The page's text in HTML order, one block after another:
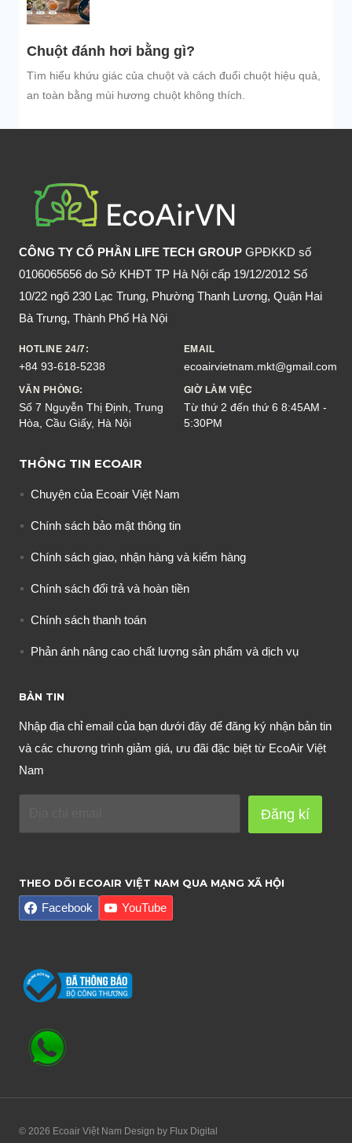
Chuột đánh hơi bằng gì?
Tìm hiểu khứu giác của chuột và cách đuổi chuột hiệu quả,
an toàn bằng mùi hương chuột không thích.
CÔNG TY CỔ PHẦN LIFE TECH GROUP GPĐKKD số
0106065656 do Sở KHĐT TP Hà Nội cấp 19/12/2012 Số
10/22 ngõ 230 Lạc Trung, Phường Thanh Lương, Quận Hai
Bà Trưng, Thành Phố Hà Nội
HOTLINE 24/7:
+84 93-618-5238
EMAIL
ecoairvietnam.mkt@gmail.com
VĂN PHÒNG:
Số 7 Nguyễn Thị Định, Trung
Hòa, Cầu Giấy, Hà Nội
GIỜ LÀM VIỆC
Từ thứ 2 đến thứ 6 8:45AM -
5:30PM
THÔNG TIN ECOAIR
Chuyện của Ecoair Việt Nam
Chính sách bảo mật thông tin
Chính sách giao, nhận hàng và kiểm hàng
Chính sách đổi trả và hoàn tiền
Chính sách thanh toán
Phản ánh nâng cao chất lượng sản phẩm và dịch vụ
BẢN TIN
Nhập địa chỉ email của bạn dưới đây để đăng ký nhận bản tin
và các chương trình giảm giá, ưu đãi đặc biệt từ EcoAir Việt
Nam
Đăng kí
THEO DÕI ECOAIR VIỆT NAM QUA MẠNG XÃ HỘI
Facebook YouTube
© 2026 Ecoair Việt Nam Design by Flux Digital